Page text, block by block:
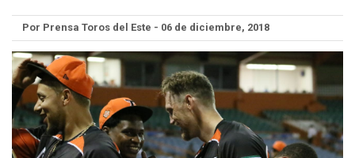
Por Prensa Toros del Este - 06 de diciembre, 2018